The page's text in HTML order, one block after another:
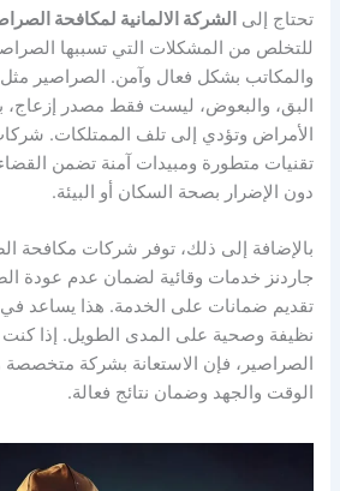
تحتاج إلى الشركة الالمانية لمكافحة
للتخلص من المشكلات التي تسببها
والمكاتب بشكل فعال وآمن. الصراصير مثل
البق، والبعوض، ليست فقط مصدر إزعاج،
الأمراض وتؤدي إلى تلف الممتلكات.
تقنيات متطورة ومبيدات آمنة تضمن
دون الإضرار بصحة السكان أو البيئة.
بالإضافة إلى ذلك، توفر شركات مكافحة
جاردنز خدمات وقائية لضمان عدم عودة
تقديم ضمانات على الخدمة. هذا يساعد
نظيفة وصحية على المدى الطويل. إذا
الصراصير، فإن الاستعانة بشركة متخصصة
الوقت والجهد وضمان نتائج فعالة.